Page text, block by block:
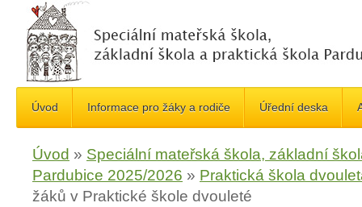
Úvod Informace pro žáky a rodiče Úřední deska
Úvod » Speciální mateřská škola, základní
Pardubice 2025/2026 » Praktická škola
žáků v Praktické škole dvouleté